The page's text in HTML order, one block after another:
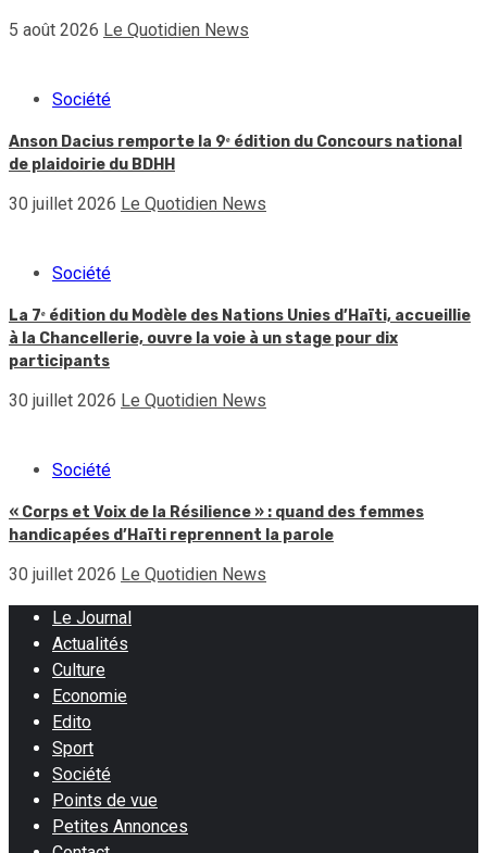
5 août 2026 Le Quotidien News
Société
Anson Dacius remporte la 9ᵉ édition du Concours national
de plaidoirie du BDHH
30 juillet 2026 Le Quotidien News
Société
La 7ᵉ édition du Modèle des Nations Unies d’Haïti, accueillie
à la Chancellerie, ouvre la voie à un stage pour dix
participants
30 juillet 2026 Le Quotidien News
Société
« Corps et Voix de la Résilience » : quand des femmes
handicapées d’Haïti reprennent la parole
30 juillet 2026 Le Quotidien News
Le Journal
Actualités
Culture
Economie
Edito
Sport
Société
Points de vue
Petites Annonces